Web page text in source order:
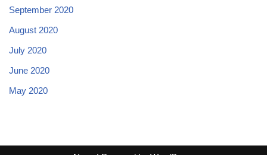
September 2020
August 2020
July 2020
June 2020
May 2020